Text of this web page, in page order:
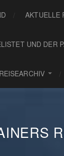
AKTUELLE
UND DER
REISEARCHIV